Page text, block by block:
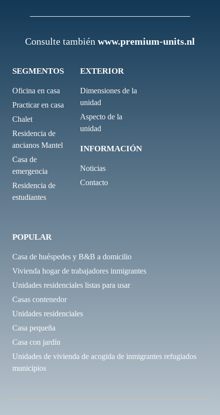
Consulte también www.premium-units.nl
SEGMENTOS
Oficina en casa
Practicar en casa
Chalet
Residencia de
ancianos Mantel
Casa de
emergencia
Residencia de
estudiantes
EXTERIOR
Dimensiones de la
unidad
Aspecto de la
unidad
INFORMACIÓN
Noticias
Contacto
POPULAR
Casa de huéspedes y B&B a domicilio
Vivienda hogar de trabajadores inmigrantes
Unidades residenciales listas para usar
Casas contenedor
Unidades residenciales
Casa pequeña
Casa con jardín
Unidades de vivienda de acogida de inmigrantes refugiados
municipios